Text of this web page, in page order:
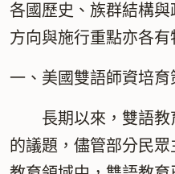
各國歷史、族群結構
方向與施行重點亦各有
一、美國雙語師資培育
長期以來，雙語教
的議題，儘管部分民